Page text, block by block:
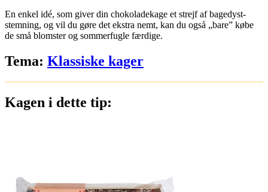
En enkel idé, som giver din chokoladekage et strejf af bagedyst-
stemning, og vil du gøre det ekstra nemt, kan du også „bare” købe
de små blomster og sommerfugle færdige.
Tema: Klassiske kager
Kagen i dette tip: